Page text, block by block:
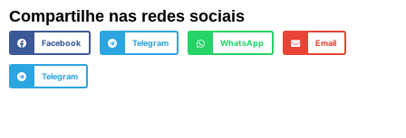
Compartilhe nas redes sociais
Facebook Telegram WhatsApp Email
Telegram